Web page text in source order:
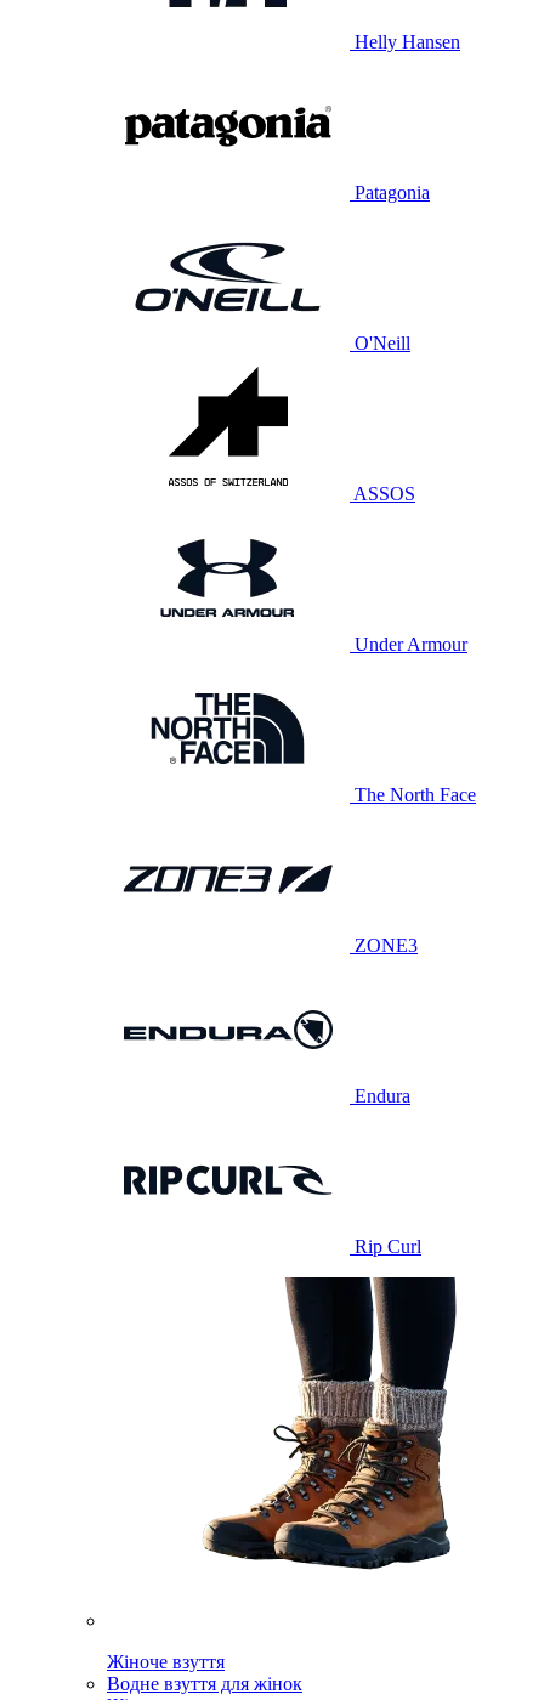
Helly Hansen
Patagonia
O'Neill
ASSOS
Under Armour
The North Face
ZONE3
Endura
Rip Curl
Жіноче взуття
Водне взуття для жінок